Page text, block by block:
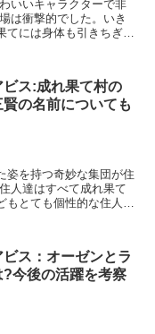
には身体も引きちぎら
ビス:成れ果て村の
の名前についても
姿を持つ奇妙な集団が住
もとても個性的な住人で
ビス：オーゼンとラ
?今後の活躍を考察